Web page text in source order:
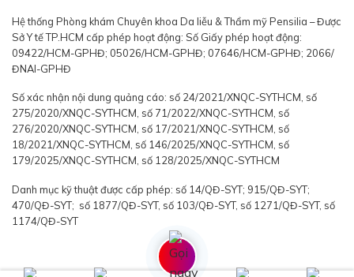
Hệ thống Phòng khám Chuyên khoa Da liễu & Thẩm mỹ Pensilia – Được
Sở Y tế TP.HCM cấp phép hoạt động: Số Giấy phép hoạt động:
09422/HCM-GPHĐ; 05026/HCM-GPHĐ; 07646/HCM-GPHĐ; 2066/
ĐNAI-GPHĐ
Số xác nhận nội dung quảng cáo: số 24/2021/XNQC-SYTHCM, số
275/2020/XNQC-SYTHCM, số 71/2022/XNQC-SYTHCM, số
276/2020/XNQC-SYTHCM, số 17/2021/XNQC-SYTHCM, số
18/2021/XNQC-SYTHCM, số 146/2025/XNQC-SYTHCM, số
179/2025/XNQC-SYTHCM, số 128/2025/XNQC-SYTHCM
Danh mục kỹ thuật được cấp phép: số 14/QĐ-SYT; 915/QĐ-SYT;
470/QĐ-SYT; số 1877/QĐ-SYT, số 103/QĐ-SYT, số 1271/QĐ-SYT, số
1174/QĐ-SYT